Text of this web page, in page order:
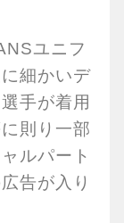
ユニフ
細かいデ
手が着用
則り一部
ルパート
告が入り